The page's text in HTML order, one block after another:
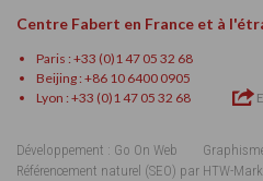
Centre Fabert en France et à
Paris : +33 (0)1 47 05 32 68
Beijing : +86 10 6400 0905
Lyon : +33 (0)1 47 05 32 68
Développement : Go On Web
Référencement naturel (SEO) par HTW-